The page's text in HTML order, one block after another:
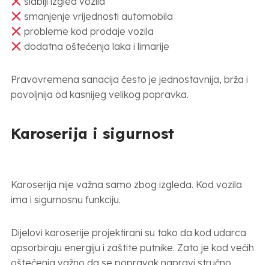
smanjenje vrijednosti automobila
probleme kod prodaje vozila
dodatna oštećenja laka i limarije
Pravovremena sanacija često je jednostavnija, brža i
povoljnija od kasnijeg velikog popravka.
Karoserija i sigurnost
Karoserija nije važna samo zbog izgleda. Kod vozila
ima i sigurnosnu funkciju.
Dijelovi karoserije projektirani su tako da kod udarca
apsorbiraju energiju i zaštite putnike. Zato je kod većih